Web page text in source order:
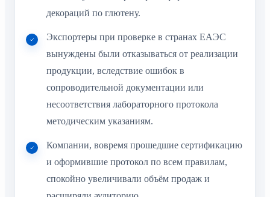
Экспортеры при проверке в странах ЕАЭС
вынуждены были отказываться от реализации
продукции, вследствие ошибок в
сопроводительной документации или
несоответствия лабораторного протокола
методическим указаниям.
Компании, вовремя прошедшие сертификацию
и оформившие протокол по всем правилам,
спокойно увеличивали объём продаж и
расширяли аудиторию.